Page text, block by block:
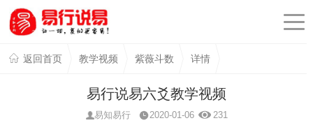
返回首页 教学视频 紫薇斗数 详情
易行说易六爻教学视频
易知易行 2020-01-06 231